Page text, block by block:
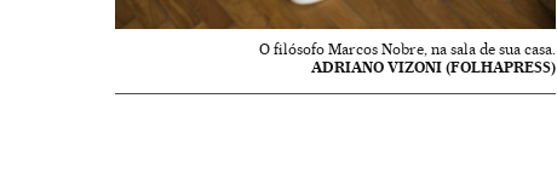
O filósofo Marcos Nobre, na sala de sua casa.
ADRIANO VIZONI (FOLHAPRESS)